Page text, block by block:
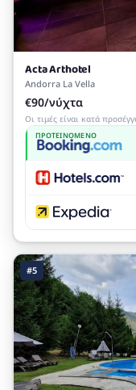
Acta Arthotel
Andorra La Vella
€90/νύχτα
Οι τιμές είναι κατά
ΠΡΟΤΕΙΝΌΜΕΝΟ
#5